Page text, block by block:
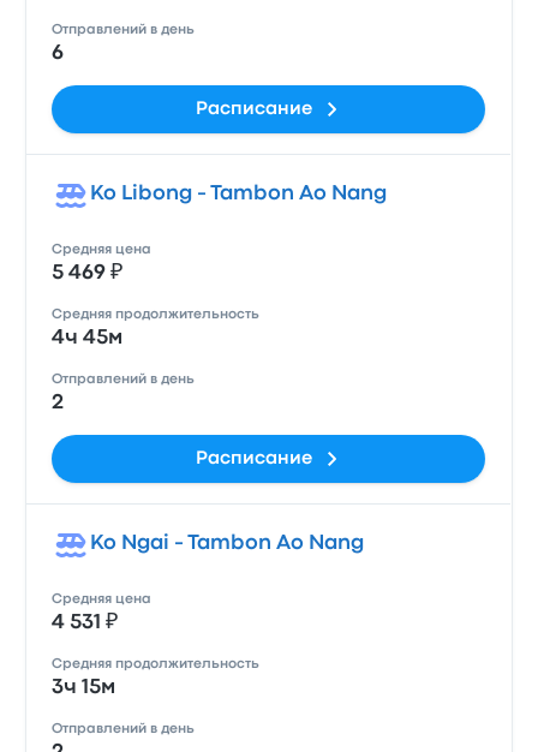
Отправлений в день
6
Расписание
Ko Libong - Tambon Ao Nang
Средняя цена
5 469 ₽
Средняя продолжительность
4ч 45м
Отправлений в день
2
Расписание
Ko Ngai - Tambon Ao Nang
Средняя цена
4 531 ₽
Средняя продолжительность
3ч 15м
Отправлений в день